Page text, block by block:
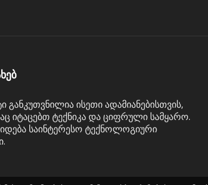
განკუთვნილია ისეთი ადამიანებისთვის,
იტაცებთ ტექნიკა და ციფრული სამყარო.
საინტერესო ტექნოლოგიური